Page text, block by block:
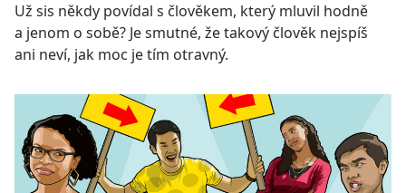
Už sis někdy povídal s člověkem, který mluvil hodně
a jenom o sobě? Je smutné, že takový člověk nejspíš
ani neví, jak moc je tím otravný.